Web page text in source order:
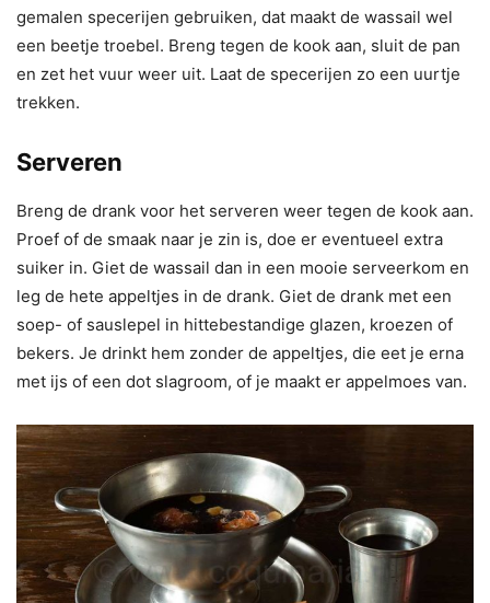
gemalen specerijen gebruiken, dat maakt de wassail wel
een beetje troebel. Breng tegen de kook aan, sluit de pan
en zet het vuur weer uit. Laat de specerijen zo een uurtje
trekken.
Serveren
Breng de drank voor het serveren weer tegen de kook aan.
Proef of de smaak naar je zin is, doe er eventueel extra
suiker in. Giet de wassail dan in een mooie serveerkom en
leg de hete appeltjes in de drank. Giet de drank met een
soep- of sauslepel in hittebestandige glazen, kroezen of
bekers. Je drinkt hem zonder de appeltjes, die eet je erna
met ijs of een dot slagroom, of je maakt er appelmoes van.